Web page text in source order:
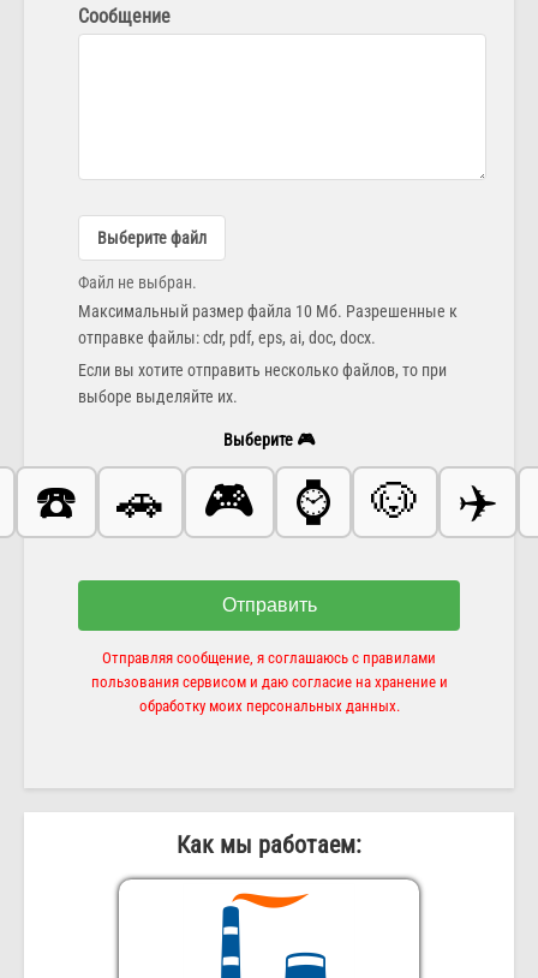
Сообщение
Выберите файл
Файл не выбран.
Максимальный размер файла 10 Мб. Разрешенные к
отправке файлы: cdr, pdf, eps, ai, doc, docx.
Если вы хотите отправить несколько файлов, то при
выборе выделяйте их.
Выберите 🎮
☎️ 🚗 🎮 ⌚️ 🐶 ✈️
Отправить
Отправляя сообщение, я соглашаюсь с правилами
пользования сервисом и даю согласие на хранение и
обработку моих персональных данных.
Как мы работаем: